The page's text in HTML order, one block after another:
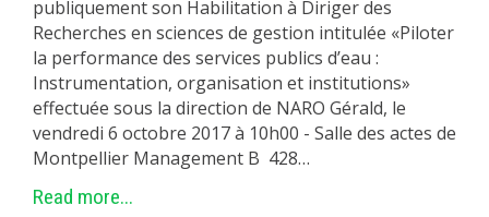
publiquement son Habilitation à Diriger des
Recherches en sciences de gestion intitulée «Piloter
la performance des services publics d’eau :
Instrumentation, organisation et institutions»
effectuée sous la direction de NARO Gérald, le
vendredi 6 octobre 2017 à 10h00 - Salle des actes de
Montpellier Management B 428…
Read more...